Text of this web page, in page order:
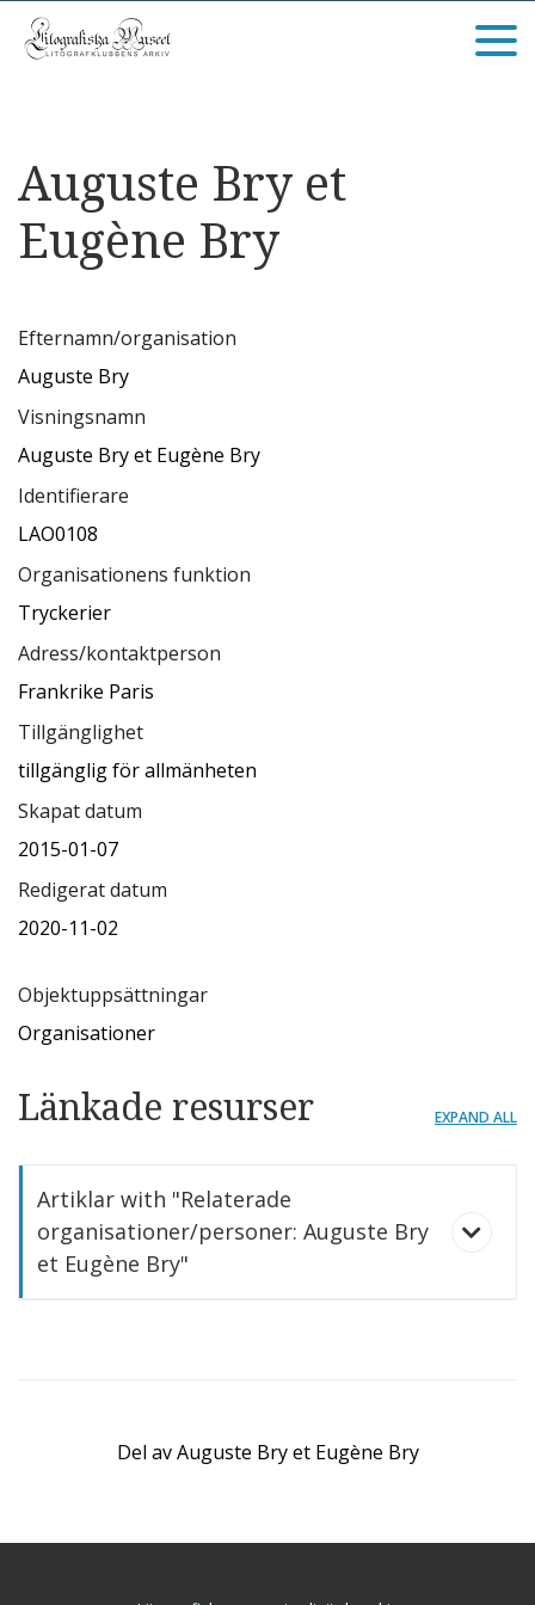
Auguste Bry et
Eugène Bry
Efternamn/organisation
Auguste Bry
Visningsnamn
Auguste Bry et Eugène Bry
Identifierare
LAO0108
Organisationens funktion
Tryckerier
Adress/kontaktperson
Frankrike Paris
Tillgänglighet
tillgänglig för allmänheten
Skapat datum
2015-01-07
Redigerat datum
2020-11-02
Objektuppsättningar
Organisationer
Länkade resurser EXPAND ALL
Artiklar with "Relaterade
organisationer/personer: Auguste Bry
et Eugène Bry"
Del avAuguste Bry et Eugène Bry